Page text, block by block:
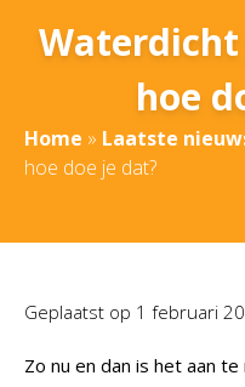
hoe
Home » Laatste
hoe doe je dat?
Geplaatst op 1 februari
Zo nu en dan is het aan